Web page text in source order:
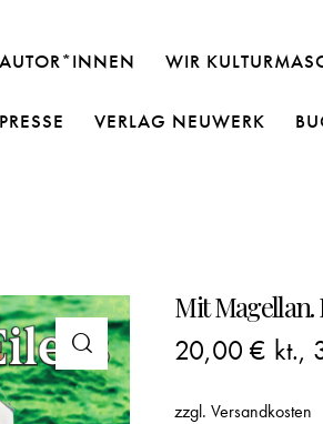
WIR
VERLAG NEUWERK
Mit Magellan.
20,00€ kt.,
zzgl.Versandkosten